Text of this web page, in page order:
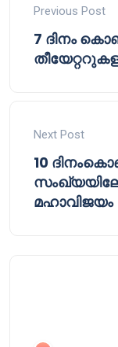
Previous Post
7 ദിനം
Next Post
10
മഹാവിജയം